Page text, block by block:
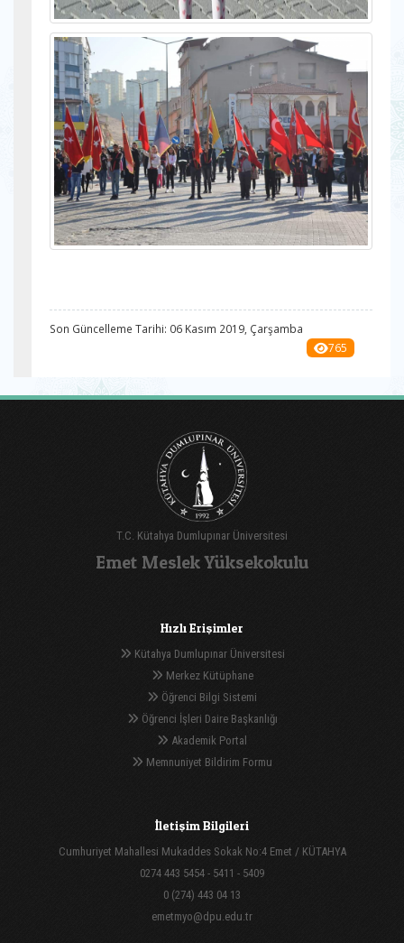
Son Güncelleme Tarihi: 06 Kasım 2019, Çarşamba
765
T.C. Kütahya Dumlupınar Üniversitesi
Emet Meslek Yüksekokulu
Hızlı Erişimler
Kütahya Dumlupınar Üniversitesi
Merkez Kütüphane
Öğrenci Bilgi Sistemi
Öğrenci İşleri Daire Başkanlığı
Akademik Portal
Memnuniyet Bildirim Formu
İletişim Bilgileri
Cumhuriyet Mahallesi Mukaddes Sokak No:4 Emet / KÜTAHYA
0274 443 5454 - 5411 - 5409
0 (274) 443 04 13
emetmyo@dpu.edu.tr